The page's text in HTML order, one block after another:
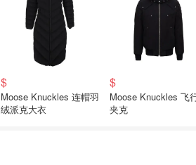
$
Moose Knuckles 连帽羽
绒派克大衣
$
Moose Knuckles 飞
夹克